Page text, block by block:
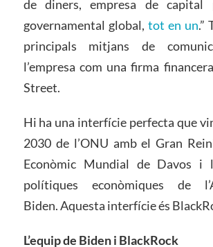
de diners, empresa de
governamental global, tot en un.”
principals mitjans de
l’empresa com una firma
Street.
Hi ha una interfície perfecta que
2030 de l’ONU amb el Gran
Econòmic Mundial de Davos i
polítiques econòmiques de
Biden. Aquesta interfície és
L’equipde Biden i BlackRock